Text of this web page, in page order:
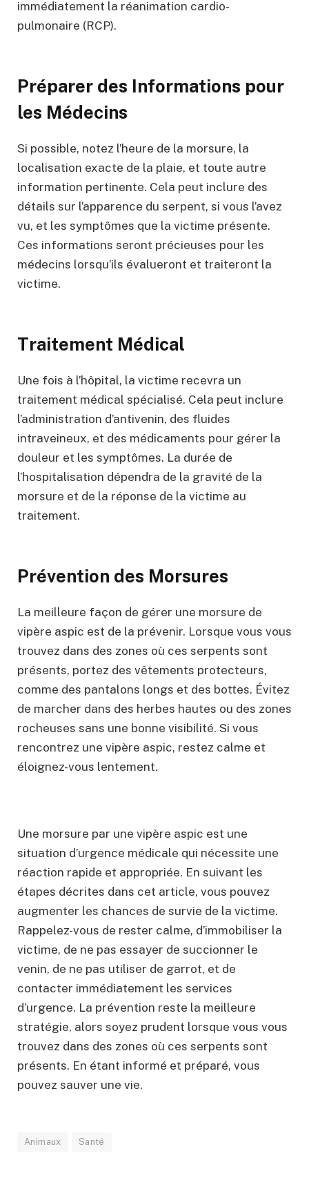
immédiatement la réanimation cardio-
pulmonaire (RCP).
Préparer des Informations pour
les Médecins
Si possible, notez l’heure de la morsure, la
localisation exacte de la plaie, et toute autre
information pertinente. Cela peut inclure des
détails sur l’apparence du serpent, si vous l’avez
vu, et les symptômes que la victime présente.
Ces informations seront précieuses pour les
médecins lorsqu’ils évalueront et traiteront la
victime.
Traitement Médical
Une fois à l’hôpital, la victime recevra un
traitement médical spécialisé. Cela peut inclure
l’administration d’antivenin, des fluides
intraveineux, et des médicaments pour gérer la
douleur et les symptômes. La durée de
l’hospitalisation dépendra de la gravité de la
morsure et de la réponse de la victime au
traitement.
Prévention des Morsures
La meilleure façon de gérer une morsure de
vipère aspic est de la prévenir. Lorsque vous vous
trouvez dans des zones où ces serpents sont
présents, portez des vêtements protecteurs,
comme des pantalons longs et des bottes. Évitez
de marcher dans des herbes hautes ou des zones
rocheuses sans une bonne visibilité. Si vous
rencontrez une vipère aspic, restez calme et
éloignez-vous lentement.
Une morsure par une vipère aspic est une
situation d’urgence médicale qui nécessite une
réaction rapide et appropriée. En suivant les
étapes décrites dans cet article, vous pouvez
augmenter les chances de survie de la victime.
Rappelez-vous de rester calme, d’immobiliser la
victime, de ne pas essayer de succionner le
venin, de ne pas utiliser de garrot, et de
contacter immédiatement les services
d’urgence. La prévention reste la meilleure
stratégie, alors soyez prudent lorsque vous vous
trouvez dans des zones où ces serpents sont
présents. En étant informé et préparé, vous
pouvez sauver une vie.
Animaux Santé